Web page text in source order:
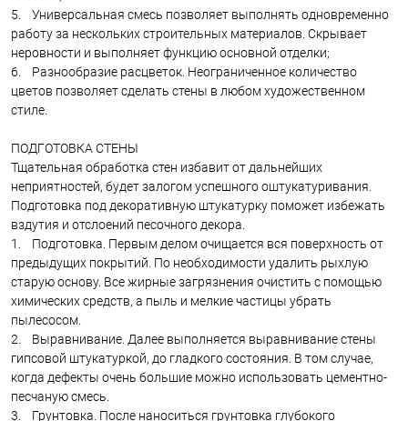
5. Универсальная смесь позволяет выполнять одновременно
работу за нескольких строительных материалов. Скрывает
неровности и выполняет функцию основной отделки;
6. Разнообразие расцветок. Неограниченное количество
цветов позволяет сделать стены в любом художественном
стиле.
ПОДГОТОВКА СТЕНЫ
Тщательная обработка стен избавит от дальнейших
неприятностей, будет залогом успешного оштукатуривания.
Подготовка под декоративную штукатурку поможет избежать
вздутия и отслоений песочного декора.
1. Подготовка. Первым делом очищается вся поверхность от
предыдущих покрытий. По необходимости удалить рыхлую
старую основу. Все жирные загрязнения очистить с помощью
химических средств, а пыль и мелкие частицы убрать
пылесосом.
2. Выравнивание. Далее выполняется выравнивание стены
гипсовой штукатуркой, до гладкого состояния. В том случае,
когда дефекты очень большие можно использовать цементно-
песчаную смесь.
3. Грунтовка. После наноситься грунтовка глубокого